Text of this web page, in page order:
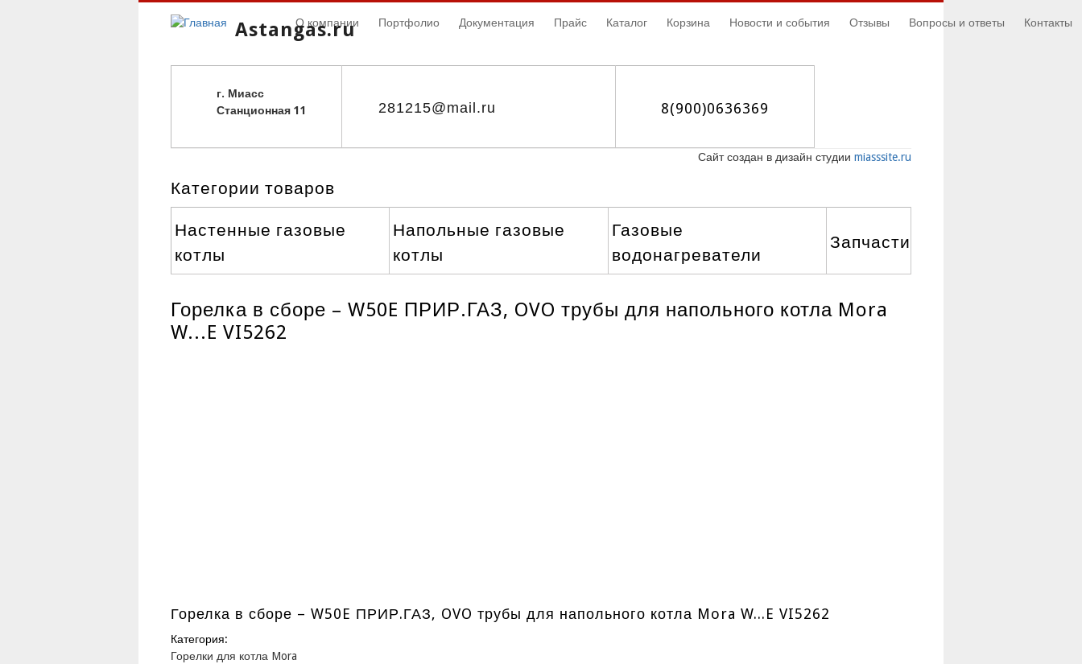
Astangas.ru
г. Миасс
Станционная 11 281215@mail.ru 8(900)0636369
О компании Портфолио Документация Прайс Каталог Корзина Новости и события Отзывы Вопросы и ответы Контакты
Сайт создан в дизайн студии miasssite.ru
Категории товаров
Настенные газовые
котлы
Напольные газовые
котлы
Газовые
водонагреватели
Запчасти
Горелка в сборе – W50E ПРИР.ГАЗ, OVO трубы для напольного котла Mora
W...E VI5262
Горелка в сборе – W50E ПРИР.ГАЗ, OVO трубы для напольного котла Mora W...E VI5262
Категория:
Горелки для котла Mora